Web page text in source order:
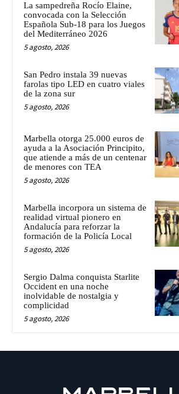
La sampedreña Rocío Elaine,
convocada con la Selección
Española Sub-18 para los Juegos
del Mediterráneo 2026
5 agosto, 2026
San Pedro instala 39 nuevas
farolas tipo LED en cuatro viales
de la zona sur
5 agosto, 2026
Marbella otorga 25.000 euros de
ayuda a la Asociación Principito,
que atiende a más de un centenar
de menores con TEA
5 agosto, 2026
Marbella incorpora un sistema de
realidad virtual pionero en
Andalucía para reforzar la
formación de la Policía Local
5 agosto, 2026
Sergio Dalma conquista Starlite
Occident en una noche
inolvidable de nostalgia y
complicidad
5 agosto, 2026